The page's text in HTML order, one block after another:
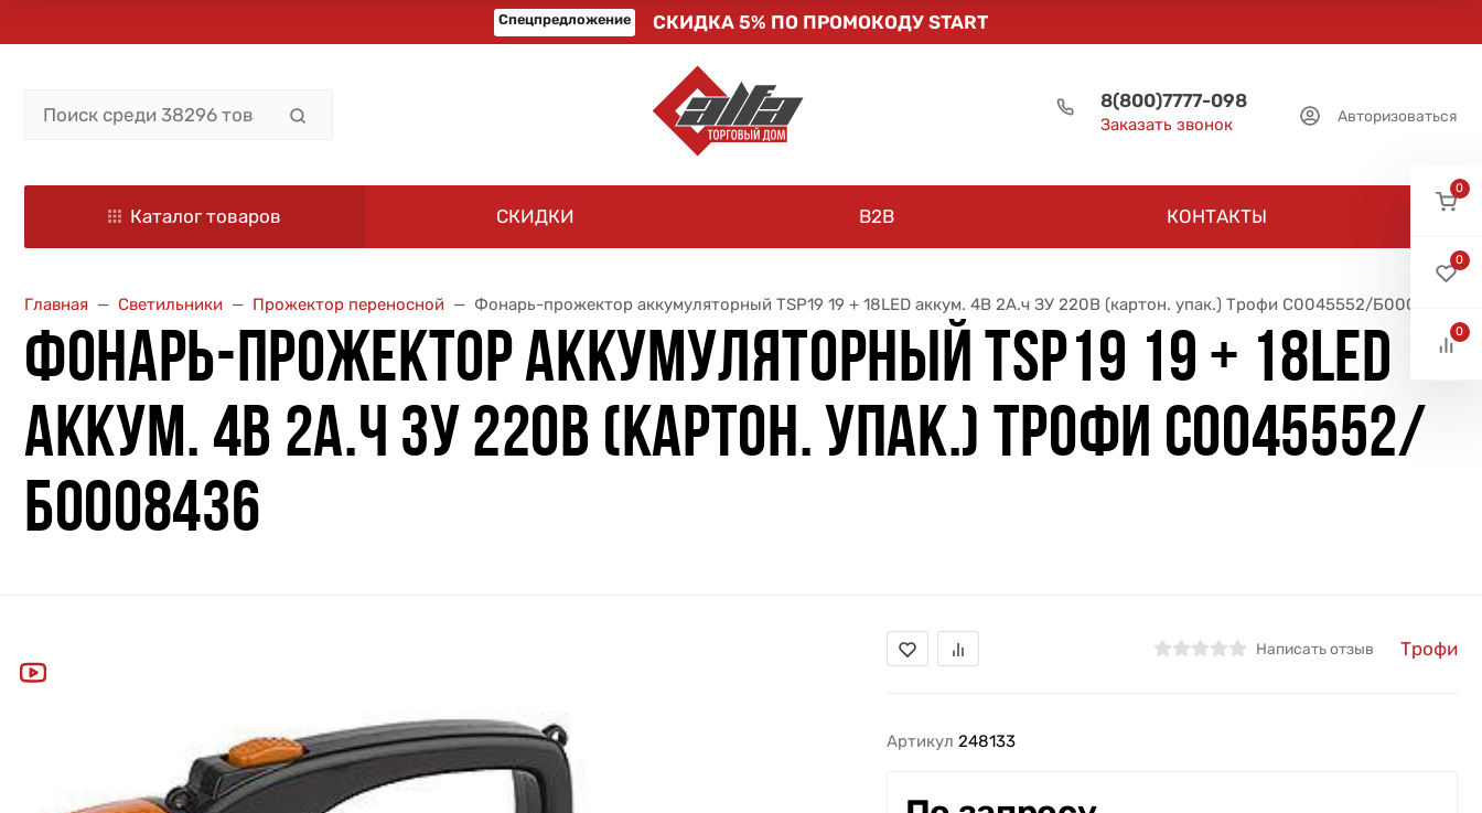
Спецпредложение СКИДКА 5% ПО ПРОМОКОДУ START
8(800)7777-098
Заказать звонок Авторизоваться
Каталог товаров СКИДКИ B2B КОНТАКТЫ
Главная Светильники Прожектор переносной Фонарь-прожектор аккумуляторный TSP19 19 + 18LED аккум. 4В 2А.ч ЗУ 220В (картон. упак.) Трофи C0045552/Б0008436
ФОНАРЬ-ПРОЖЕКТОР АККУМУЛЯТОРНЫЙ TSP19 19 + 18LED
АККУМ. 4В 2А.Ч ЗУ 220В (КАРТОН. УПАК.) ТРОФИ C0045552/
Б0008436
Написать отзыв Трофи
Артикул 248133
0
0
0